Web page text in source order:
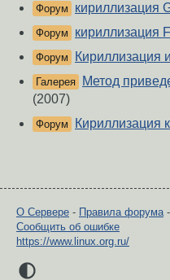
Форум кириллизация
Форум кириллизация
Форум Кириллизация
Галерея
Метод
(2007)
Форум Кириллизация
О Сервере - Правила форума-
Сообщить об ошибке
https://www.linux.org.ru/